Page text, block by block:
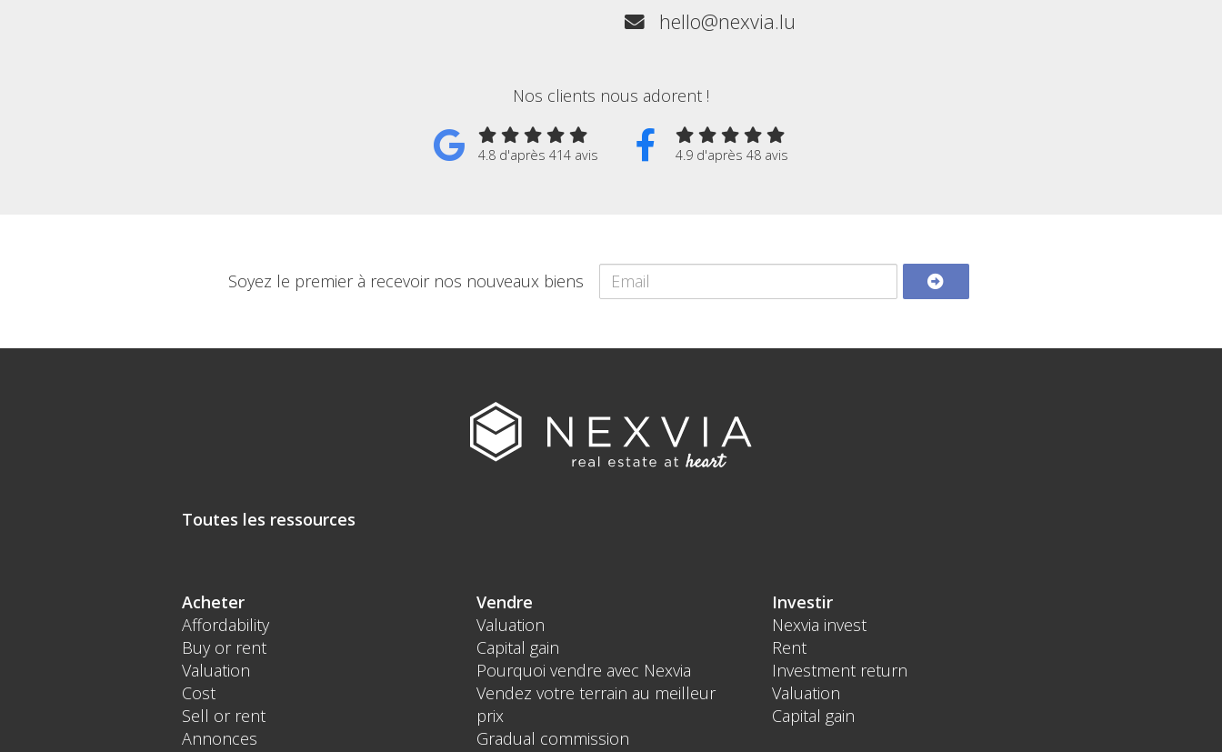
hello@nexvia.lu
Nos clients nous adorent !
4.8 d'après 414 avis 4.9 d'après 48 avis
Soyez le premier à recevoir nos nouveaux biens
Toutes les ressources
Acheter
Affordability
Buy or rent
Valuation
Cost
Sell or rent
Annonces
Vendre
Valuation
Capital gain
Pourquoi vendre avec Nexvia
Vendez votre terrain au meilleur
prix
Gradual commission
Investir
Nexvia invest
Rent
Investment return
Valuation
Capital gain